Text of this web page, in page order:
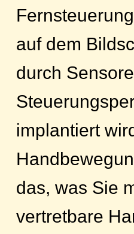
auf dem
durch
implantiert
das, was Sie
vertretbare